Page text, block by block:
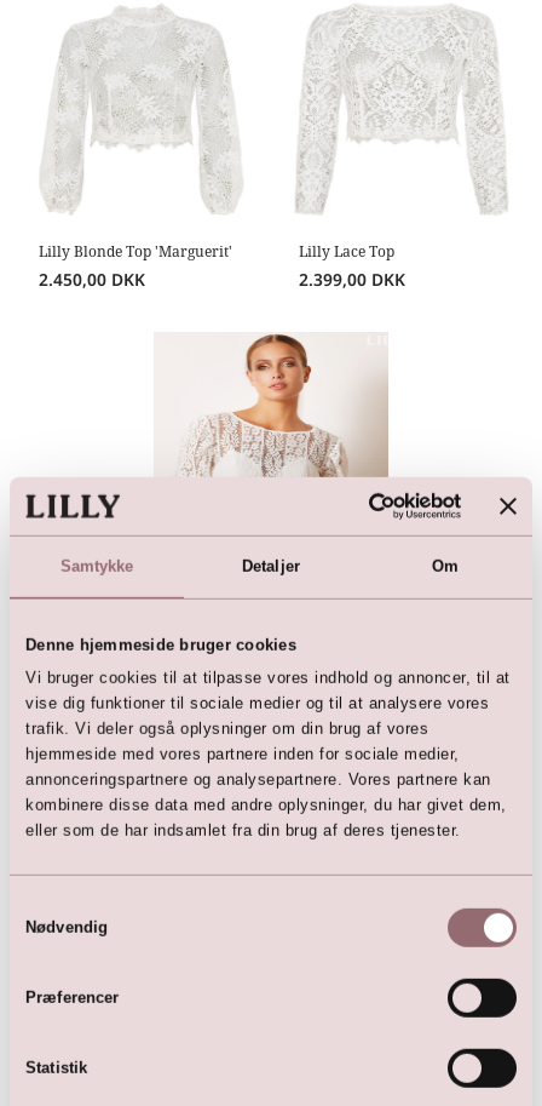
Samtykke Detaljer Om
Denne hjemmeside bruger cookies
Vi bruger cookies til at tilpasse vores indhold og annoncer, til at
vise dig funktioner til sociale medier og til at analysere vores
trafik. Vi deler også oplysninger om din brug af vores
hjemmeside med vores partnere inden for sociale medier,
annonceringspartnere og analysepartnere. Vores partnere kan
kombinere disse data med andre oplysninger, du har givet dem,
eller som de har indsamlet fra din brug af deres tjenester.
Nødvendig
Præferencer
Statistik
Lilly Blonde Top 'Marguerit'
2.450,00 DKK
Lilly Lace Top
2.399,00 DKK
1.899,00 DKK
Her er favoritterne